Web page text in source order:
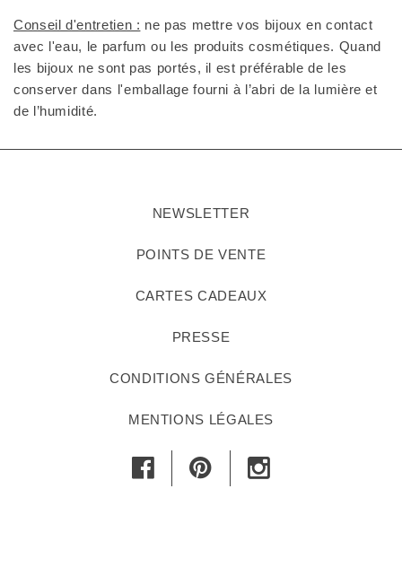
Conseil d'entretien : ne pas mettre vos bijoux en contact
avec l'eau, le parfum ou les produits cosmétiques. Quand
les bijoux ne sont pas portés, il est préférable de les
conserver dans l'emballage fourni à l’abri de la lumière et
de l’humidité.
NEWSLETTER
POINTS DE VENTE
CARTES CADEAUX
PRESSE
CONDITIONS GÉNÉRALES
MENTIONS LÉGALES